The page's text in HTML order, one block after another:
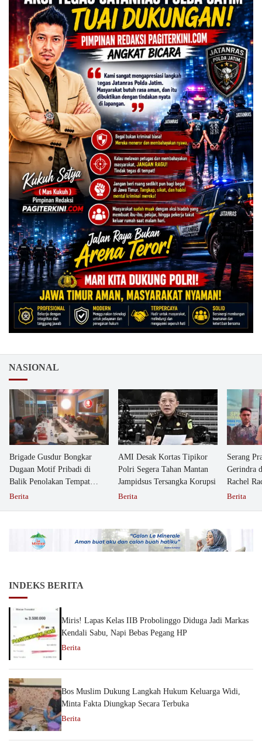
NASIONAL
Brigade Gusdur Bongkar
Dugaan Motif Pribadi di
Balik Penolakan Tempat
Ibadah GKJW Bangil
Berita
AMI Desak Kortas Tipikor
Polri Segera Tahan Mantan
Jampidsus Tersangka Korupsi
Berita
Serang
Gerindra
Rachel
Berita
INDEKS BERITA
Miris! Lapas Kelas IIB Probolinggo Diduga Jadi Markas
Kendali Sabu, Napi Bebas Pegang HP
Berita
Bos Muslim Dukung Langkah Hukum Keluarga Widi,
Minta Fakta Diungkap Secara Terbuka
Berita